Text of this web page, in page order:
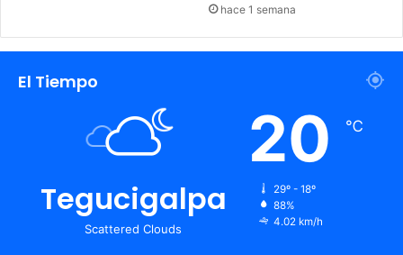
hace 1 semana
El Tiempo
Tegucigalpa
Scattered Clouds
20 ℃
29º - 18º
88%
4.02 km/h